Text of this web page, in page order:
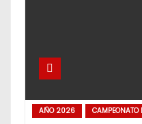
AÑO 2026